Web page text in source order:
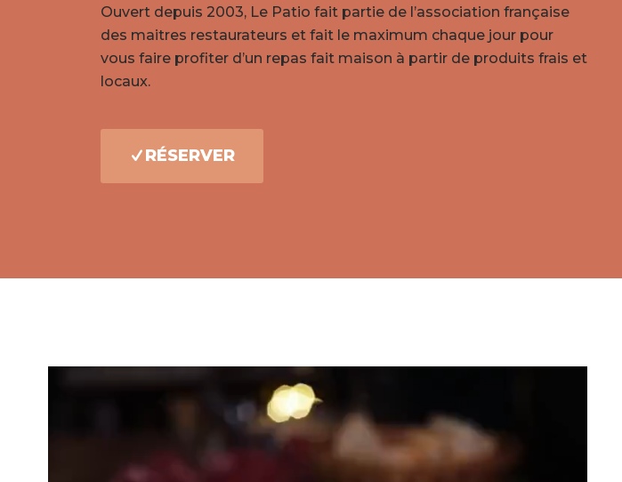
Ouvert depuis 2003, Le Patio fait partie de l’association française
des maitres restaurateurs et fait le maximum chaque jour pour
vous faire profiter d’un repas fait maison à partir de produits frais et
locaux.
RÉSERVER